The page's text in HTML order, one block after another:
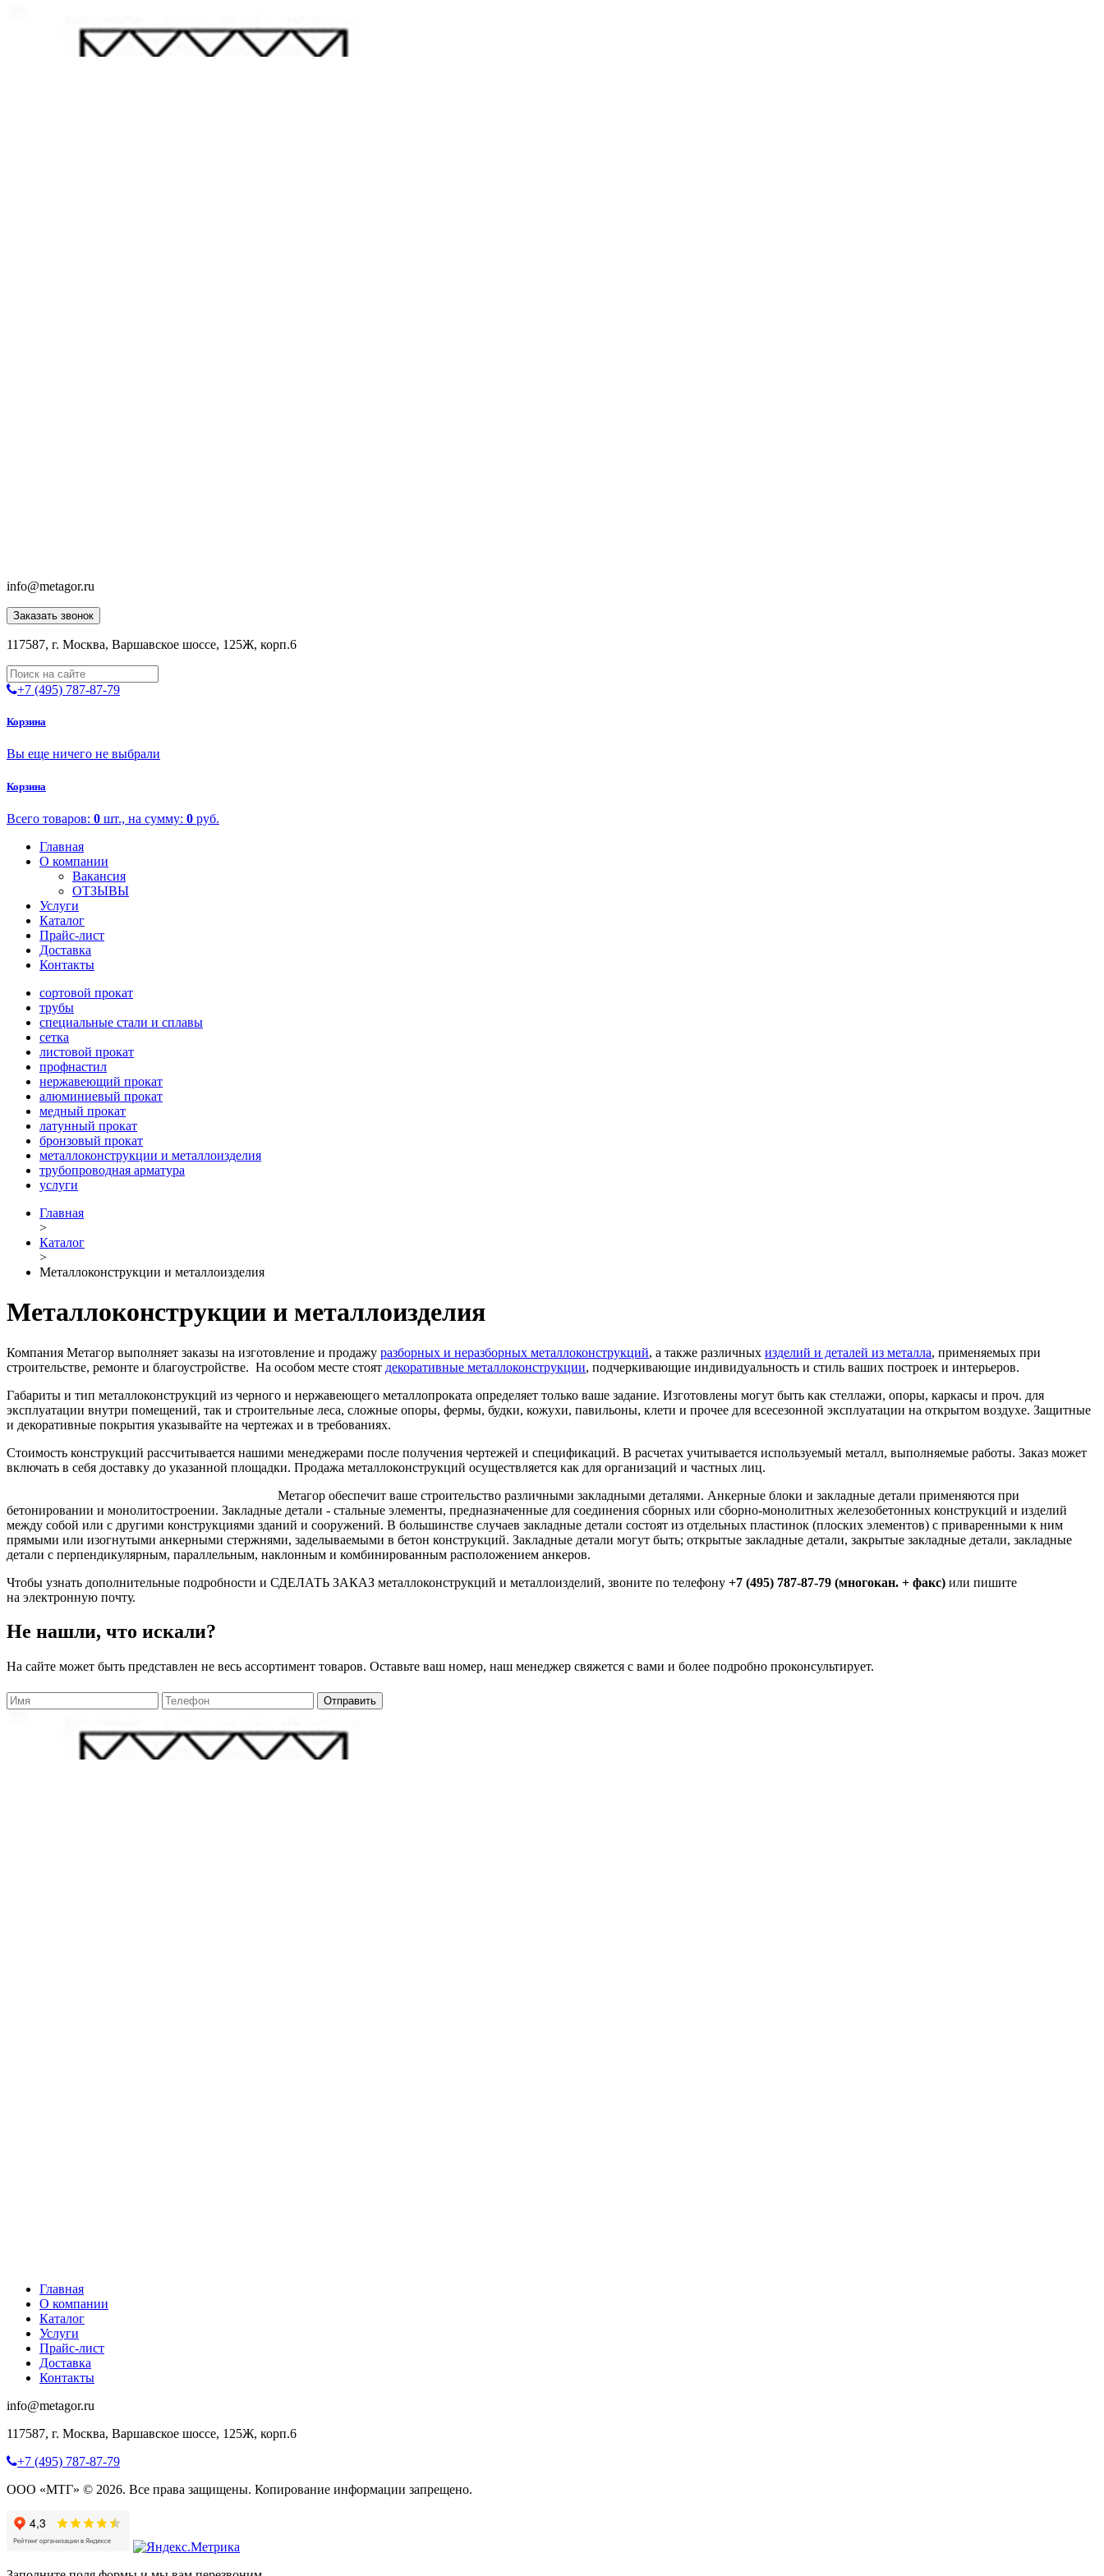
info@metagor.ru
Заказать звонок
117587, г. Москва, Варшавское шоссе, 125Ж, корп.6
+7 (495) 787-87-79
Корзина
Вы еще ничего не выбрали
Корзина
Всего товаров: 0 шт., на сумму: 0 руб.
Главная
О компании
Вакансия
ОТЗЫВЫ
Услуги
Каталог
Прайс-лист
Доставка
Контакты
сортовой прокат
трубы
специальные стали и сплавы
сетка
листовой прокат
профнастил
нержавеющий прокат
алюминиевый прокат
медный прокат
латунный прокат
бронзовый прокат
металлоконструкции и металлоизделия
трубопроводная арматура
услуги
Главная
>
Каталог
>
Металлоконструкции и металлоизделия
Металлоконструкции и металлоизделия
Компания Метагор выполняет заказы на изготовление и продажу разборных и неразборных металлоконструкций, а также различных изделий и деталей из металла, применяемых при
строительстве, ремонте и благоустройстве. На особом месте стоят декоративные металлоконструкции, подчеркивающие индивидуальность и стиль ваших построек и интерьеров.
Габариты и тип металлоконструкций из черного и нержавеющего металлопроката определяет только ваше задание. Изготовлены могут быть как стеллажи, опоры, каркасы и проч. для
эксплуатации внутри помещений, так и строительные леса, сложные опоры, фермы, будки, кожухи, павильоны, клети и прочее для всесезонной эксплуатации на открытом воздухе. Защитные
и декоративные покрытия указывайте на чертежах и в требованиях.
Стоимость конструкций рассчитывается нашими менеджерами после получения чертежей и спецификаций. В расчетах учитывается используемый металл, выполняемые работы. Заказ может
включать в себя доставку до указанной площадки. Продажа металлоконструкций осуществляется как для организаций и частных лиц.
Метагор обеспечит ваше строительство различными закладными деталями. Анкерные блоки и закладные детали применяются при
бетонировании и монолитостроении. Закладные детали - стальные элементы, предназначенные для соединения сборных или сборно-монолитных железобетонных конструкций и изделий
между собой или с другими конструкциями зданий и сооружений. В большинстве случаев закладные детали состоят из отдельных пластинок (плоских элементов) с приваренными к ним
прямыми или изогнутыми анкерными стержнями, заделываемыми в бетон конструкций. Закладные детали могут быть; открытые закладные детали, закрытые закладные детали, закладные
детали с перпендикулярным, параллельным, наклонным и комбинированным расположением анкеров.
Чтобы узнать дополнительные подробности и СДЕЛАТЬ ЗАКАЗ металлоконструкций и металлоизделий, звоните по телефону +7 (495) 787-87-79 (многокан. + факс) или пишите
на электронную почту.
Не нашли, что искали?
На сайте может быть представлен не весь ассортимент товаров. Оставьте ваш номер, наш менеджер свяжется с вами и более подробно проконсультирует.
Главная
О компании
Каталог
Услуги
Прайс-лист
Доставка
Контакты
info@metagor.ru
117587, г. Москва, Варшавское шоссе, 125Ж, корп.6
+7 (495) 787-87-79
ООО «МТГ» © 2026. Все права защищены. Копирование информации запрещено.